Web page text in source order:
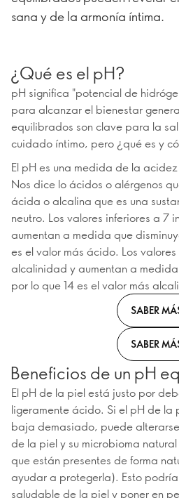
sana y de la armonía íntima.
¿Qué es el pH?
pH significa "potencial de
para alcanzar el bienestar
equilibrados son clave para la
cuidado íntimo, pero ¿qué es y
El pH es una medida de la
Nos dice lo ácidos o alérgenos
ácida o alcalina que es una
neutro. Los valores inferiores a 7
aumentan a medida que
es el valor más ácido. Los
alcalinidad y aumentan a
por lo que 14 es el valor más
SABER
SABER
Beneficios de un pH
El pH de la piel está justo por
ligeramente ácido. Si el pH de la
baja demasiado, puede
de la piel y su microbioma
que están presentes de forma
ayudar a protegerla). Esto
saludable de la piel y poner en